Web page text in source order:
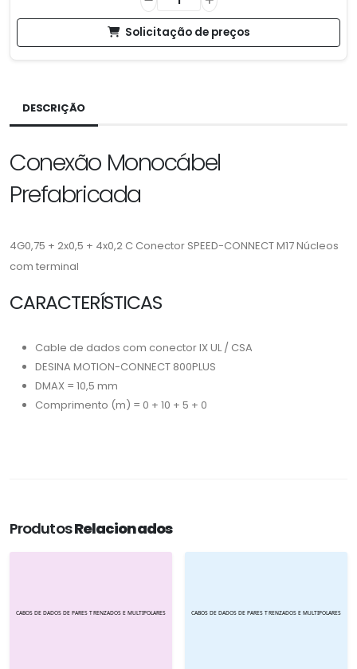
Solicitação de preços
DESCRIÇÃO
Conexão Monocábel
Prefabricada
4G0,75 + 2x0,5 + 4x0,2 C Conector SPEED-CONNECT M17 Núcleos
com terminal
CARACTERÍSTICAS
Cable de dados com conector IX UL / CSA
DESINA MOTION-CONNECT 800PLUS
DMAX = 10,5 mm
Comprimento (m) = 0 + 10 + 5 + 0
ProdutosRelacionados